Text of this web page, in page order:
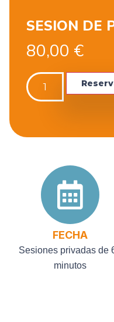
SESION DE
80,00 €
FECHA
Sesiones privadas de
minutos